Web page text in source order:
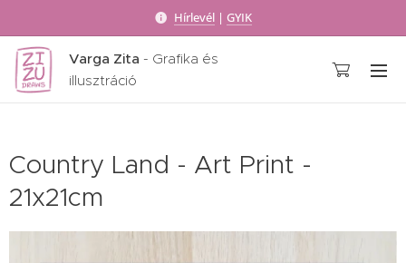
Hírlevél | GYIK
Varga Zita - Grafika és
illusztráció
Country Land - Art Print -
21x21cm